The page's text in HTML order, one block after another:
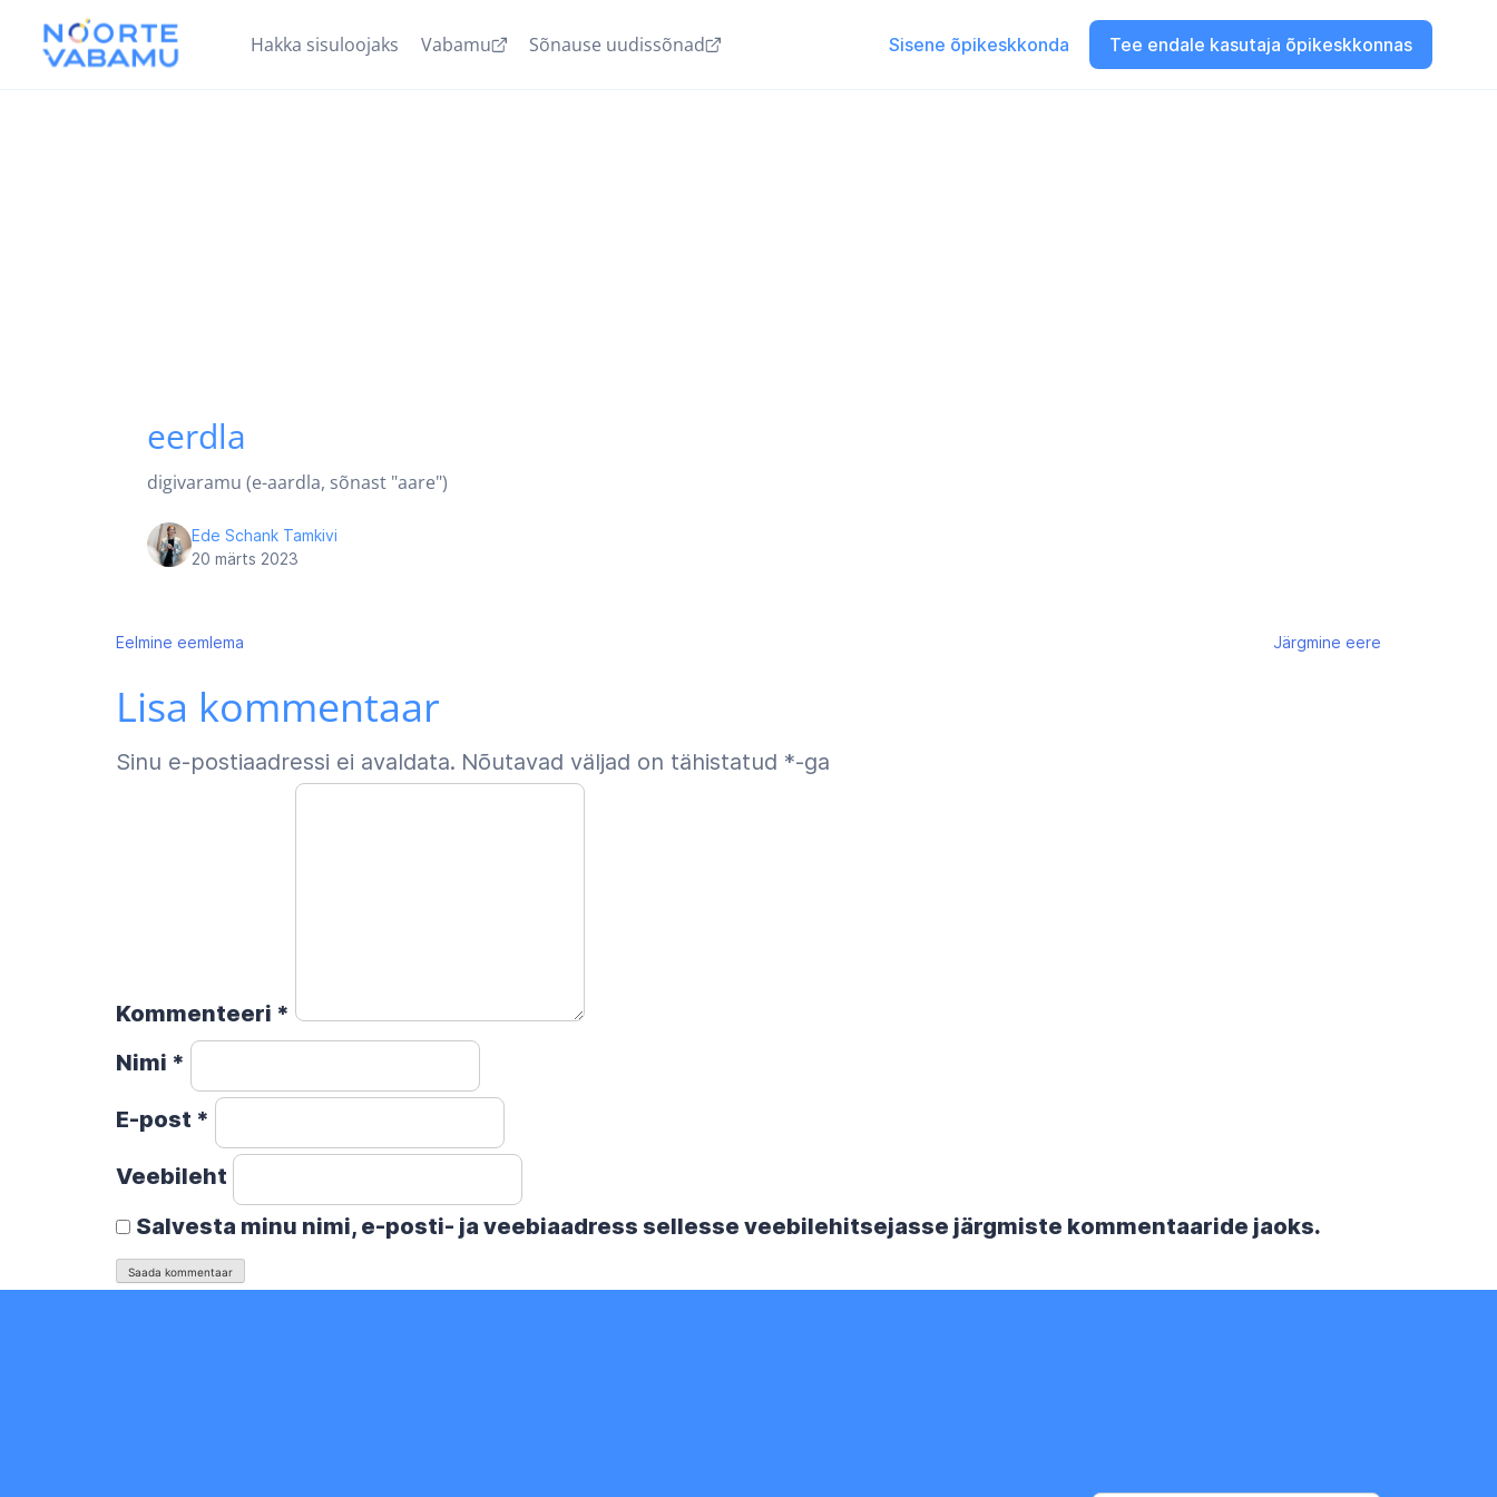
Hakka sisuloojaks Vabamu Sõnause uudissõnad Sisene õpikeskkonda Tee endale kasutaja õpikeskkonnas
eerdla
digivaramu (e-aardla, sõnast "aare")
Ede Schank Tamkivi
20 märts 2023
Navigeerimine
Eelmine eemlema Järgmine eere
Lisa kommentaar
Sinu e-postiaadressi ei avaldata. Nõutavad väljad on tähistatud *-ga
Kommenteeri *
Nimi *
E-post *
Veebileht
Salvesta minu nimi, e-posti- ja veebiaadress sellesse veebilehitsejasse järgmiste kommentaaride jaoks.